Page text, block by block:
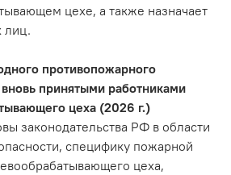
цехе, а также назначает
лиц.
противопожарного
вновь принятыми работниками
цеха (2026 г.)
законодательства РФ в области
специфику пожарной
цеха,